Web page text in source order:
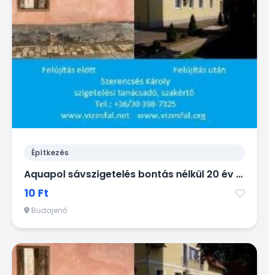
Építkezés
Aquapol sávszigetelés bontás nélkül 20 év garanciával!
10 Ft
Budajenő